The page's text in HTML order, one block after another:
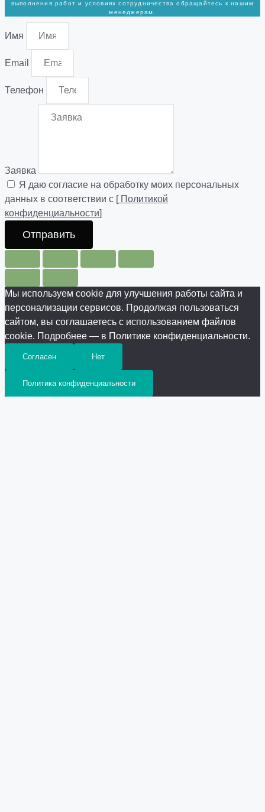
выполнения работ и условиях сотрудничества обращайтесь к нашим
менеджерам.
Имя
Email
Телефон
Заявка
Я даю согласие на обработку моих персональных
данных в соответствии с [Политикой
конфиденциальности]
Отправить
Мы используем cookie для улучшения работы сайта и
персонализации сервисов. Продолжая пользоваться
сайтом, вы соглашаетесь с использованием файлов
cookie. Подробнее — в Политике конфиденциальности.
Согласен Нет
Политика конфиденциальности